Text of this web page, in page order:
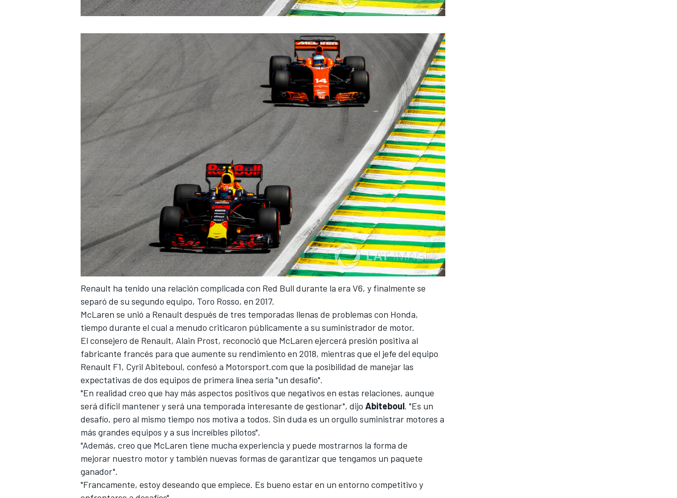
MÁS CATEGORÍAS
Renault ha tenido una relación complicada con Red Bull durante la era V6, y finalmente se
separó de su segundo equipo, Toro Rosso, en 2017.
McLaren se unió a Renault después de tres temporadas llenas de problemas con Honda,
tiempo durante el cual a menudo criticaron públicamente a su suministrador de motor.
El consejero de Renault, Alain Prost, reconoció que McLaren ejercerá presión positiva al
fabricante francés para que aumente su rendimiento en 2018, mientras que el jefe del equipo
Renault F1, Cyril Abiteboul, confesó a Motorsport.com que la posibilidad de manejar las
expectativas de dos equipos de primera línea sería "un desafío".
"En realidad creo que hay más aspectos positivos que negativos en estas relaciones, aunque
será difícil mantener y será una temporada interesante de gestionar", dijo Abiteboul. "Es un
desafío, pero al mismo tiempo nos motiva a todos. Sin duda es un orgullo suministrar motores a
más grandes equipos y a sus increíbles pilotos".
"Además, creo que McLaren tiene mucha experiencia y puede mostrarnos la forma de
mejorar nuestro motor y también nuevas formas de garantizar que tengamos un paquete
ganador".
"Francamente, estoy deseando que empiece. Es bueno estar en un entorno competitivo y